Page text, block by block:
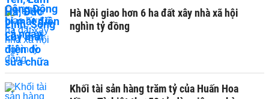
Hà Nội giao hơn 6 ha đất xây nhà xã hội
nghìn tỷ đồng
Khối tài sản hàng trăm tỷ của Huấn Hoa